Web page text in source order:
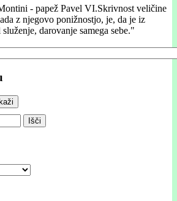
Skrivnost veličine
z njegovo ponižnostjo, je, da je iz
darovanje samega sebe."